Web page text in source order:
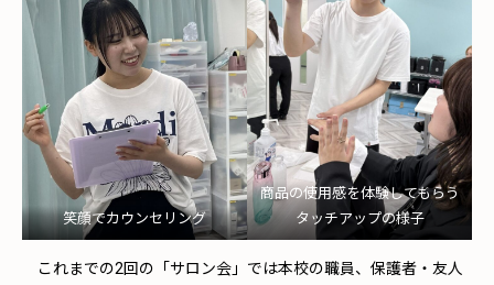
笑顔でカウンセリング
商品の使用感を体験してもらう
タッチアップの様子
これまでの2回の「サロン会」では本校の職員、保護者・友人